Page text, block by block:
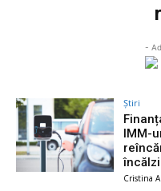
-
Știri
IMM-
Cristina